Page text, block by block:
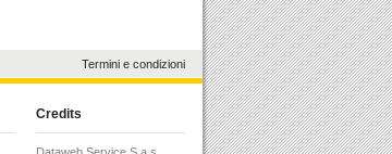
Termini e condizioni
Credits